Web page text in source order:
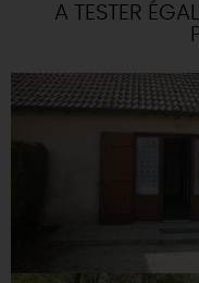
A TESTER